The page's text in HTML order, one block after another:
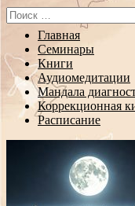
Search
for:
Перейти
содержанию
Главная
Семинары
Книги
Аудиомедитации
Мандала
Коррекционная
Расписание